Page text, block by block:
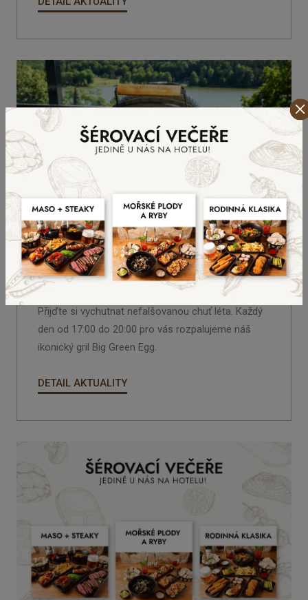
Grilování na dřevěném uhlí
Přijďte si vychutnat nefalšovanou chuť léta. Každý
den od 17:00 do 20:00 pro vás rozpalujeme náš
ikonický gril Big Green Egg.
DETAIL AKTUALITY